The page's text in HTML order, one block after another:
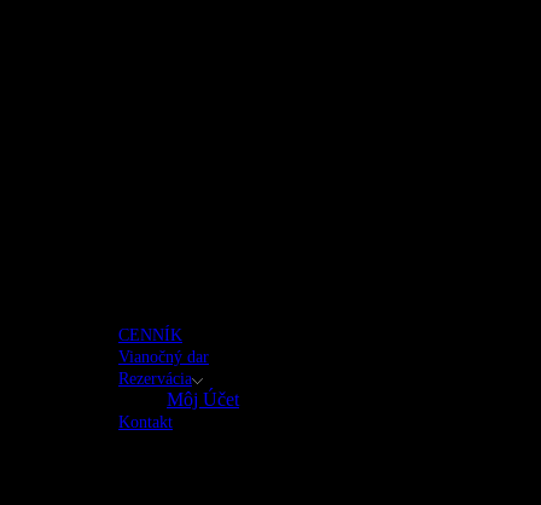
CENNÍK
Vianočný dar
Rezervácia
Môj Účet
Kontakt